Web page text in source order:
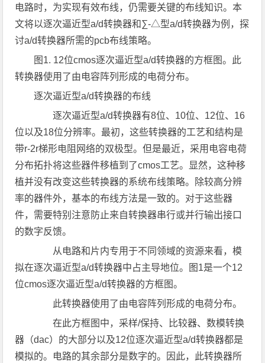
电路时，为实现有效布线，仍需要关键的布线知识。本
文将以逐次逼近型a/d转换器和∑-△型a/d转换器为例，探
讨a/d转换器所需的pcb布线策略。
图1. 12位cmos逐次逼近型a/d转换器的方框图。此
转换器使用了由电容阵列形成的电荷分布。
逐次逼近型a/d转换器的布线
逐次逼近型a/d转换器有8位、10位、12位、16
位以及18位分辨率。最初，这些转换器的工艺和结构是
带r-2r梯形电阻网络的双极型。但是最近，采用电容电荷
分布拓扑将这些器件移植到了cmos工艺。显然，这种移
植并没有改变这些转换器的系统布线策略。除较高分辨
率的器件外，基本的布线方法是一致的。对于这些器
件，需要特别注意防止来自转换器串行或并行输出接口
的数字反馈。
从电路和片内专用于不同领域的资源来看，模
拟在逐次逼近型a/d转换器中占主导地位。图1是一个12
位cmos逐次逼近型a/d转换器的方框图。
此转换器使用了由电容阵列形成的电荷分布。
在此方框图中，采样/保持、比较器、数模转换
器（dac）的大部分以及12位逐次逼近型a/d转换器都是
模拟的。电路的其余部分是数字的。因此，此转换器所